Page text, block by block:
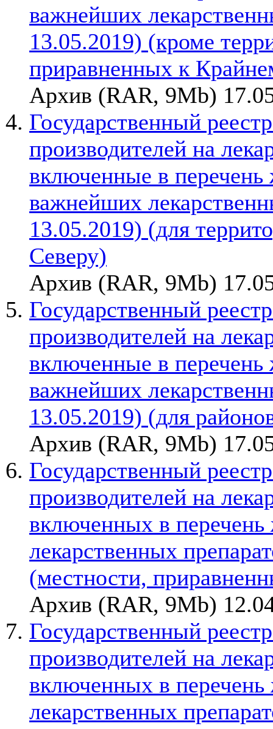
важнейших
13.05.2019) (кроме
приравненных к
Архив (RAR, 9Mb)
Государственный
производителей на
включенные в
важнейших
13.05.2019) (для
Северу)
Архив (RAR, 9Mb)
Государственный
производителей на
включенные в
важнейших
13.05.2019) (для
Архив (RAR, 9Mb)
Государственный
производителей на
включенных в
лекарственных
(местности,
Архив (RAR, 9Mb)
Государственный
производителей на
включенных в
лекарственных